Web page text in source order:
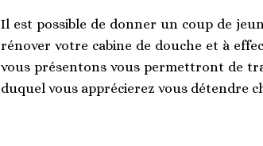
Il est possible de donner un coup de
rénover votre cabine de douche et à
vous présentons vous permettront de
duquel vous apprécierez vous détendre